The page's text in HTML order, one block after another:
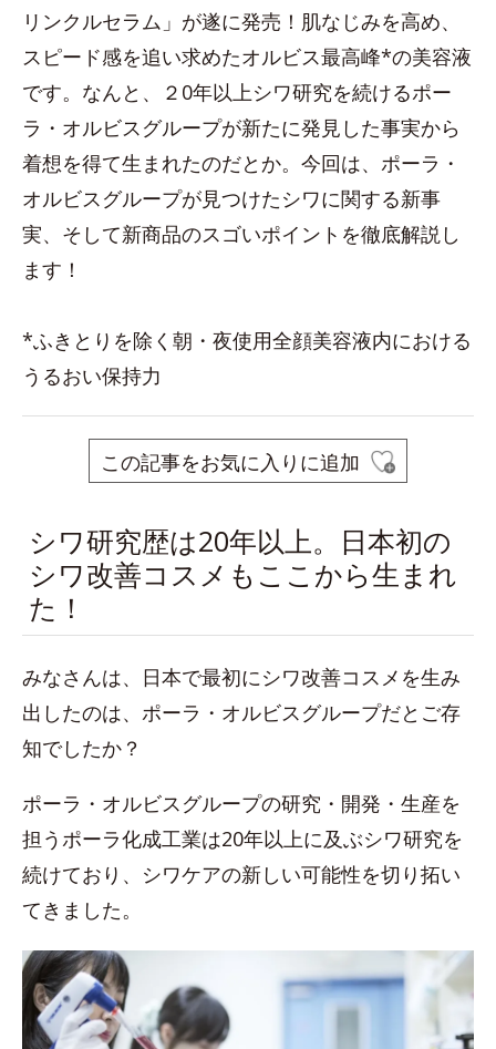
リンクルセラム」が遂に発売！肌なじみを高め、
スピード感を追い求めたオルビス最高峰*の美容液
です。なんと、２0年以上シワ研究を続けるポー
ラ・オルビスグループが新たに発見した事実から
着想を得て生まれたのだとか。今回は、ポーラ・
オルビスグループが見つけたシワに関する新事
実、そして新商品のスゴいポイントを徹底解説し
ます！
*ふきとりを除く朝・夜使用全顔美容液内における
うるおい保持力
この記事をお気に入りに追加
シワ研究歴は20年以上。日本初の
シワ改善コスメもここから生まれ
た！
みなさんは、日本で最初にシワ改善コスメを生み
出したのは、ポーラ・オルビスグループだとご存
知でしたか？
ポーラ・オルビスグループの研究・開発・生産を
担うポーラ化成工業は20年以上に及ぶシワ研究を
続けており、シワケアの新しい可能性を切り拓い
てきました。